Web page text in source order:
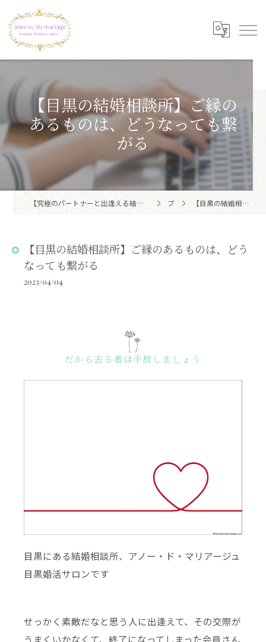
【目黒の結婚相談所】ご縁の
あるものは、どうなっても繋
がる
【究極のパートナーと出逢える結婚相談所】目黒区・品川区で結婚相談所ならアノー・ド・マリアージュ 目黒婚活サロン ブログ 【目黒の結婚相談所】ご縁のあるものは、どうなっても繋がる
【目黒の結婚相談所】ご縁のあるものは、どう
なっても繋がる
2023/04/04
だから去る者は手放しましょう
目黒にある結婚相談所、アノー・ド・マリアージュ
目黒婚活サロンです
せっかく素敵だなと思う人に出逢えて、その交際が
うまくいかなくて、終了になってしまった会員さん